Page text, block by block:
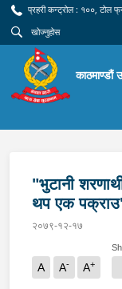
प्रहरी कन्ट्रोल : १००, टोल
काठमाण्डौं
"भुटानी
थप एक
२०७९-१२-१७
A A- A+